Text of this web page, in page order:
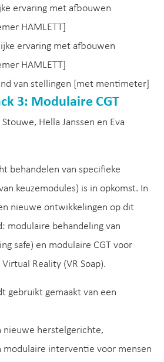
ervaring met afbouwen
HAMLETT]
ervaring met afbouwen
HAMLETT]
van stellingen [met mentimeter]
3: Modulaire CGT
Hella Janssen en Eva
behandelen van specifieke
keuzemodules) is in opkomst. In
nieuwe ontwikkelingen op dit
modulaire behandeling van
safe) en modulaire CGT voor
Reality (VR Soap).
gebruikt gemaakt van een
nieuwe herstelgerichte,
modulaire interventie voor mensen